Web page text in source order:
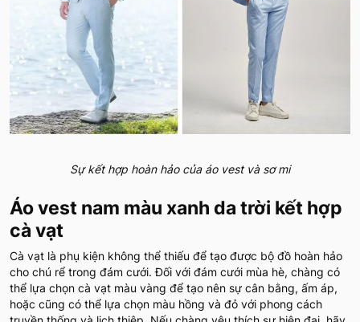
Sự kết hợp hoàn hảo của áo vest và sơ mi
Áo vest nam màu xanh da trời kết hợp
cà vạt
Cà vạt là phụ kiện không thể thiếu để tạo được bộ đồ hoàn hảo
cho chú rể trong đám cưới. Đối với đám cưới mùa hè, chàng có
thể lựa chọn cà vạt màu vàng để tạo nên sự cân bằng, ấm áp,
hoặc cũng có thể lựa chọn màu hồng và đỏ với phong cách